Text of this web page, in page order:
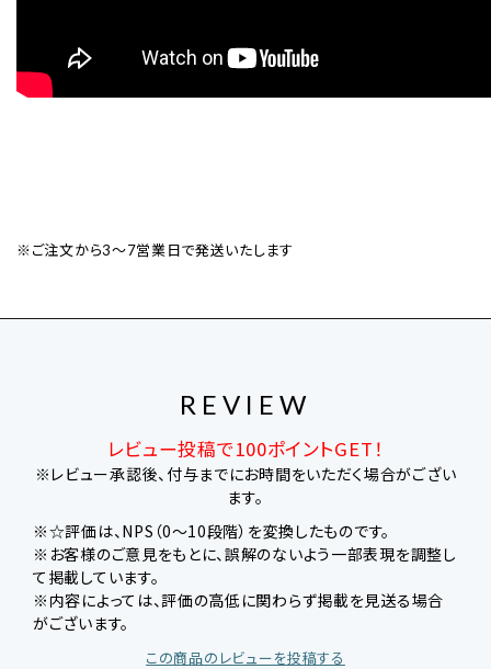
※ご注文から3〜7営業日で発送いたします
REVIEW
レビュー投稿で100ポイントGET！
※レビュー承認後、付与までにお時間をいただく場合がござい
ます。
※☆評価は、NPS（0～10段階）を変換したものです。
※お客様のご意見をもとに、誤解のないよう一部表現を調整し
て掲載しています。
※内容によっては、評価の高低に関わらず掲載を見送る場合
がございます。
この商品のレビューを投稿する